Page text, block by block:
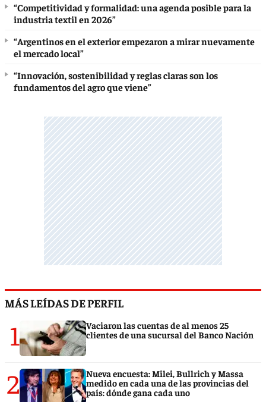
“Competitividad y formalidad: una agenda posible para la
industria textil en 2026”
“Argentinos en el exterior empezaron a mirar nuevamente
el mercado local”
“Innovación, sostenibilidad y reglas claras son los
fundamentos del agro que viene”
MÁS LEÍDAS DE PERFIL
1
Vaciaron las cuentas de al menos 25
clientes de una sucursal del Banco Nación
2
Nueva encuesta: Milei, Bullrich y Massa
medido en cada una de las provincias del
país: dónde gana cada uno